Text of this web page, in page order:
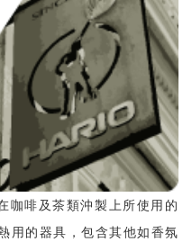
咖啡及茶類沖製上所使用的
用的器具，包含其他如香氛